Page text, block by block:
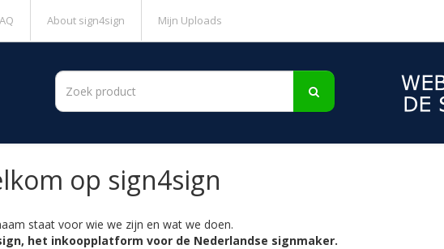
About sign4sign Mijn Uploads
op sign4sign
staat voor wie we zijn en wat we doen.
het inkoopplatform voor de Nederlandse signmaker.